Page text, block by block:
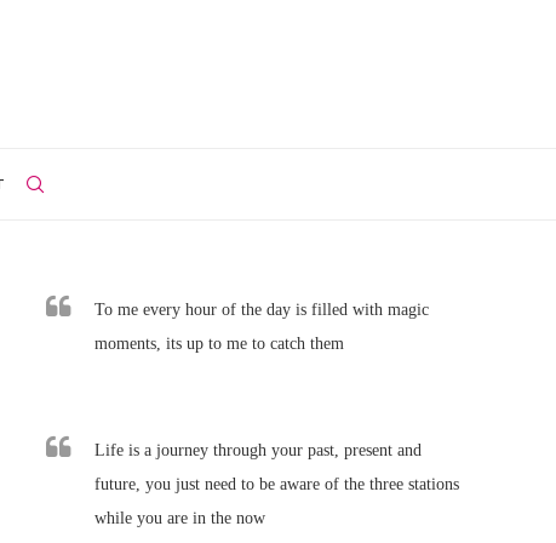
To me every hour of the day is filled with magic
moments, its up to me to catch them
Life is a journey through your past, present and
future, you just need to be aware of the three stations
while you are in the now